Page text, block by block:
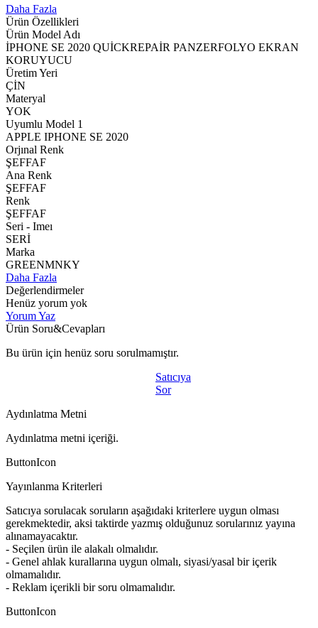
Daha Fazla
Ürün Özellikleri
Ürün Model Adı
İPHONE SE 2020 QUİCKREPAİR PANZERFOLYO EKRAN
KORUYUCU
Üretim Yeri
ÇİN
Materyal
YOK
Uyumlu Model 1
APPLE IPHONE SE 2020
Orjınal Renk
ŞEFFAF
Ana Renk
ŞEFFAF
Renk
ŞEFFAF
Seri - Imeı
SERİ
Marka
GREENMNKY
Daha Fazla
Değerlendirmeler
Henüz yorum yok
Yorum Yaz
Ürün Soru&Cevapları
Bu ürün için henüz soru sorulmamıştır.
Satıcıya
Sor
Aydınlatma Metni
Aydınlatma metni içeriği.
ButtonIcon
Yayınlanma Kriterleri
Satıcıya sorulacak soruların aşağıdaki kriterlere uygun olması
gerekmektedir, aksi taktirde yazmış olduğunuz sorularınız yayına
alınamayacaktır.
- Seçilen ürün ile alakalı olmalıdır.
- Genel ahlak kurallarına uygun olmalı, siyasi/yasal bir içerik
olmamalıdır.
- Reklam içerikli bir soru olmamalıdır.
ButtonIcon